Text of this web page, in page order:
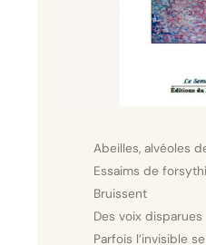
Abeilles, alvéoles
Essaims de
Bruissent
Des voix disparues
Parfois l’invisible